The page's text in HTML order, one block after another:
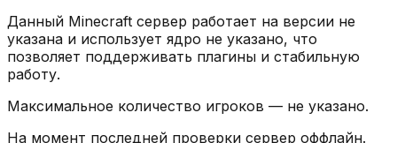
Данный Minecraft сервер работает на версии не
указана и использует ядро не указано, что
позволяет поддерживать плагины и стабильную
работу.
Максимальное количество игроков — не указано.
На момент последней проверки сервер оффлайн.